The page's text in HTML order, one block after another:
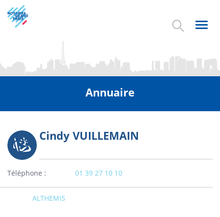
Aller
au
contenu
Annuaire
Photo Cindy VUILLEMAIN
Téléphone 01 39 27 10 10
ALTHEMIS